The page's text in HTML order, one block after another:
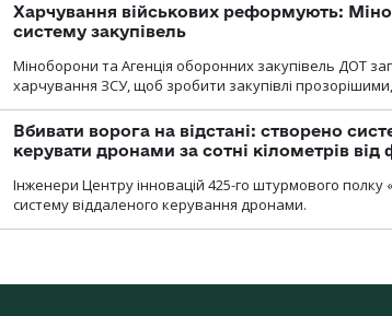
Харчування військових реформують:
систему закупівель
Міноборони та Агенція оборонних закупівель ДОТ
харчування ЗСУ, щоб зробити закупівлі
Вбивати ворога на відстані: створено
керувати дронами за сотні кілометрів від
Інженери Центру інновацій 425-го штурмового полку
систему віддаленого керування дронами.